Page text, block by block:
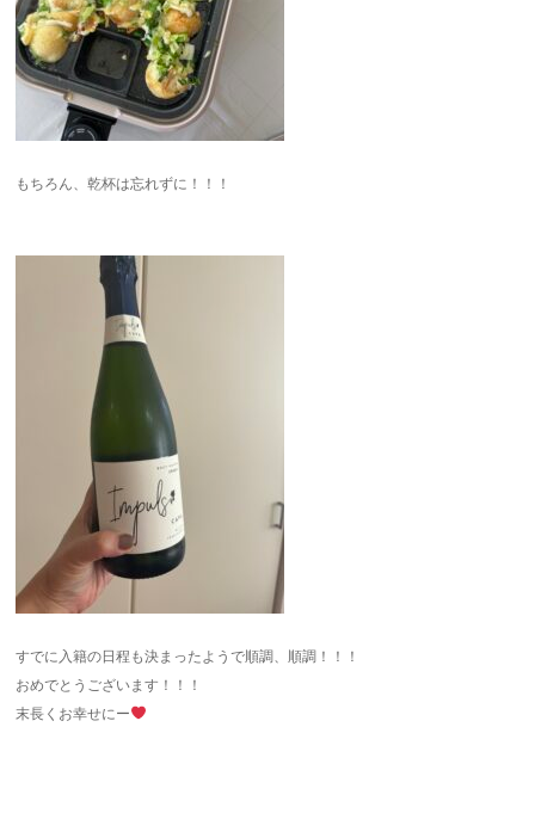
もちろん、乾杯は忘れずに！！！
すでに入籍の日程も決まったようで順調、順調！！！
おめでとうございます！！！
末長くお幸せにー